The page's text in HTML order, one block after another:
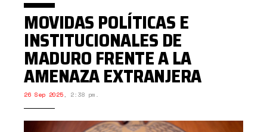
MOVIDAS POLÍTICAS E
INSTITUCIONALES DE
MADURO FRENTE A LA
AMENAZA EXTRANJERA
26 Sep 2025, 2:38 pm.